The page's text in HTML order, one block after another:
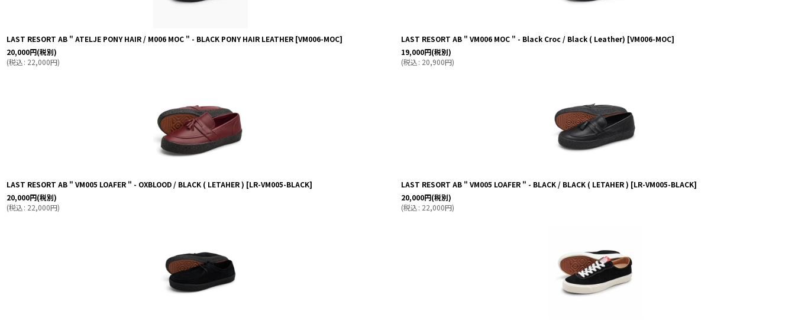
LAST RESORT AB " ATELJE PONY HAIR / M006 MOC " - BLACK PONY HAIR LEATHER [VM006-MOC]
20,000円(税別)
(税込: 22,000円)
LAST RESORT AB " VM006 MOC " - Black Croc / Black ( Leather) [VM006-MOC]
19,000円(税別)
(税込: 20,900円)
LAST RESORT AB " VM005 LOAFER " - OXBLOOD / BLACK ( LETAHER ) [LR-VM005-BLACK]
20,000円(税別)
(税込: 22,000円)
LAST RESORT AB " VM005 LOAFER " - BLACK / BLACK ( LETAHER ) [LR-VM005-BLACK]
20,000円(税別)
(税込: 22,000円)